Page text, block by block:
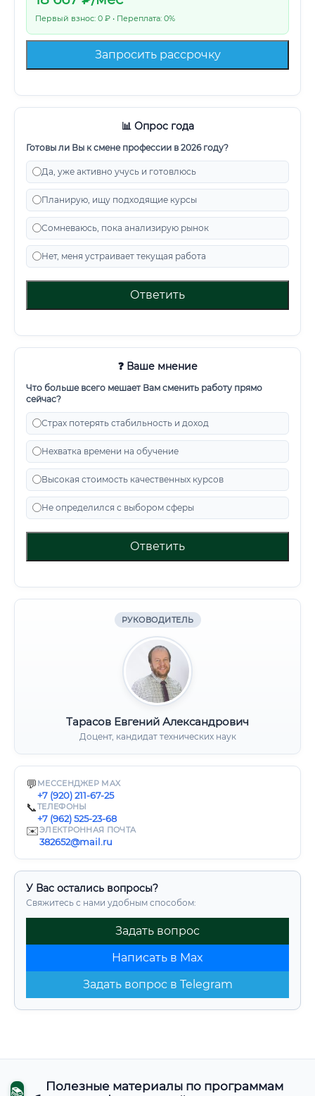
Первый взнос: 0 ₽ • Переплата: 0%
Запросить рассрочку
📊 Опрос года
Готовы ли Вы к смене профессии в 2026 году?
Да, уже активно учусь и готовлюсь
Планирую, ищу подходящие курсы
Сомневаюсь, пока анализирую рынок
Нет, меня устраивает текущая работа
Ответить
❓ Ваше мнение
Что больше всего мешает Вам сменить работу прямо
сейчас?
Страх потерять стабильность и доход
Нехватка времени на обучение
Высокая стоимость качественных курсов
Не определился с выбором сферы
Ответить
РУКОВОДИТЕЛЬ
Тарасов Евгений Александрович
Доцент, кандидат технических наук
💬 МЕССЕНДЖЕР MAX
+7 (920) 211-67-25
📞ТЕЛЕФОНЫ
+7 (962) 525-23-68
✉️ЭЛЕКТРОННАЯ ПОЧТА
382652@mail.ru
У Вас остались вопросы?
Свяжитесь с нами удобным способом:
Задать вопрос
Написать в Max
Задать вопрос в Telegram
Полезные материалы по программам